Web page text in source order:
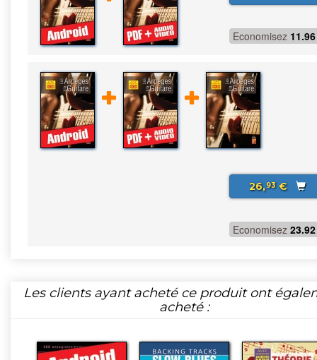
Economisez 11.96
26,93€
Economisez 23.92
Les clients ayant acheté ce produit ont
acheté :